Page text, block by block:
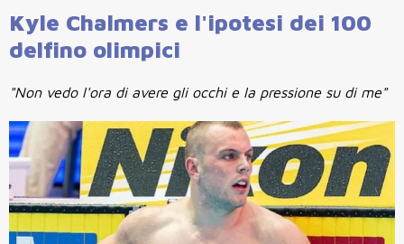
Kyle Chalmers e l'ipotesi dei 100
delfino olimpici
"Non vedo l'ora di avere gli occhi e la pressione su di me"